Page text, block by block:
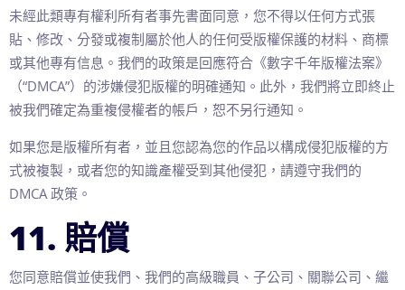
未經此類專有權利所有者事先書面同意，您不得以任何方式張
貼、修改、分發或複制屬於他人的任何受版權保護的材料、商標
或其他專有信息。我們的政策是回應符合《數字千年版權法案》
（“DMCA”）的涉嫌侵犯版權的明確通知。此外，我們將立即終止
被我們確定為重複侵權者的帳戶，恕不另行通知。
如果您是版權所有者，並且您認為您的作品以構成侵犯版權的方
式被複製，或者您的知識產權受到其他侵犯，請遵守我們的
DMCA 政策。
11. 賠償
您同意賠償並使我們、我們的高級職員、子公司、關聯公司、繼